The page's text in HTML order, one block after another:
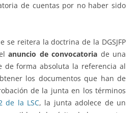
de cuentas por no haber sido
se reitera la doctrina de la DGSJFP
elanuncio de convocatoria de una
de forma absoluta la referencia al
los documentos que han de
de la junta en los términos
de la LSC, la junta adolece de un